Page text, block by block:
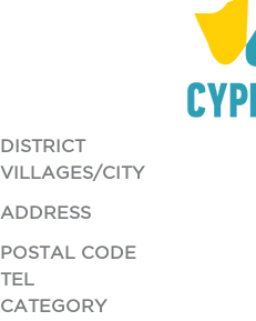
DISTRICT
VILLAGES/CITY
ADDRESS
POSTAL CODE
TEL
CATEGORY